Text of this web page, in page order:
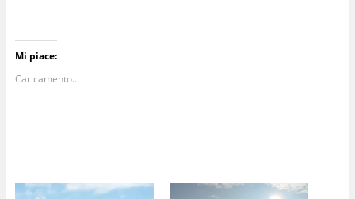
Mi piace:
Caricamento...